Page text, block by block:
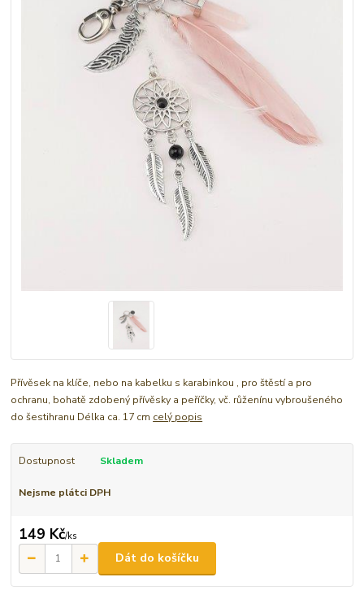
Přívěsek na klíče, nebo na kabelku s karabinkou , pro štěstí a pro
ochranu, bohatě zdobený přívěsky a peříčky, vč. růženínu vybroušeného
do šestihranu Délka ca. 17 cm celý popis
Dostupnost Skladem
Nejsme plátci DPH
149 Kč/ks
Dát do košíčku